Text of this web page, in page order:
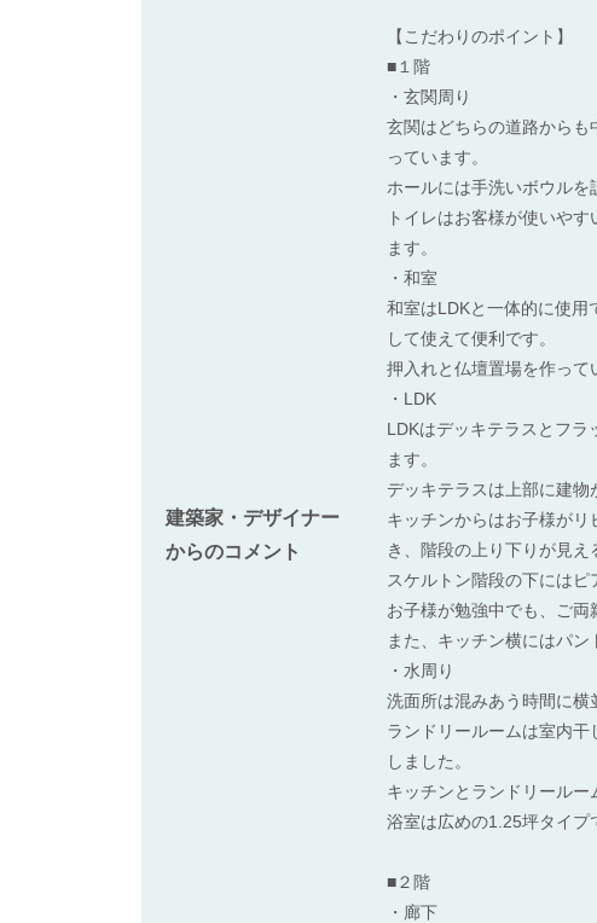
建築家・デザイナー
からのコメント
【こだわりのポイント】
■１階
・玄関周り
玄関はどちらの道路からも
っています。
ホールには手洗いボウルを
トイレはお客様が使いや
ます。
・和室
和室はLDKと一体的に使用
して使えて便利です。
押入れと仏壇置場を作って
・LDK
LDKはデッキテラスとフラ
ます。
デッキテラスは上部に建物
キッチンからはお子様が
き、階段の上り下りが見え
スケルトン階段の下にはピ
お子様が勉強中でも、ご両
また、キッチン横にはパ
・水周り
洗面所は混みあう時間に横
ランドリールームは室内
しました。
キッチンとランドリールー
浴室は広めの1.25坪タイプ
■２階
・廊下